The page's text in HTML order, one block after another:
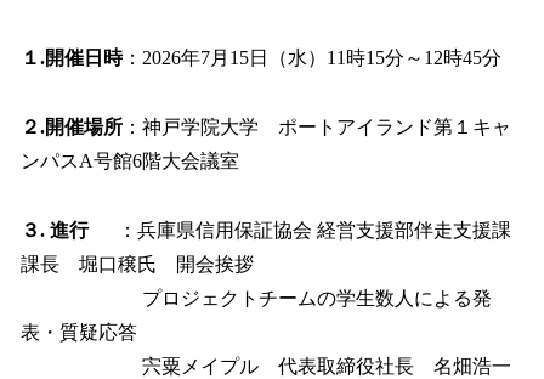
１.開催日時：2026年7月15日（水）11時15分～12時45分
２.開催場所 ：神戸学院大学 ポートアイランド第１キャ
ンパスA号館6階大会議室
３. 進行
：兵庫県信用保証協会 経営支援部伴走支援課
課長 堀口穣氏 開会挨拶
プロジェクトチームの学生数人による発
表・質疑応答
宍粟メイプル 代表取締役社長 名畑浩一